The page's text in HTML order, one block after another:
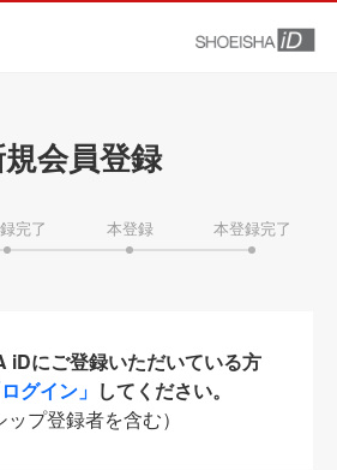
会員登録
完了 本登録 本登録完了
iDにご登録いただいている方
ログイン」 してください。
ップ登録者を含む）